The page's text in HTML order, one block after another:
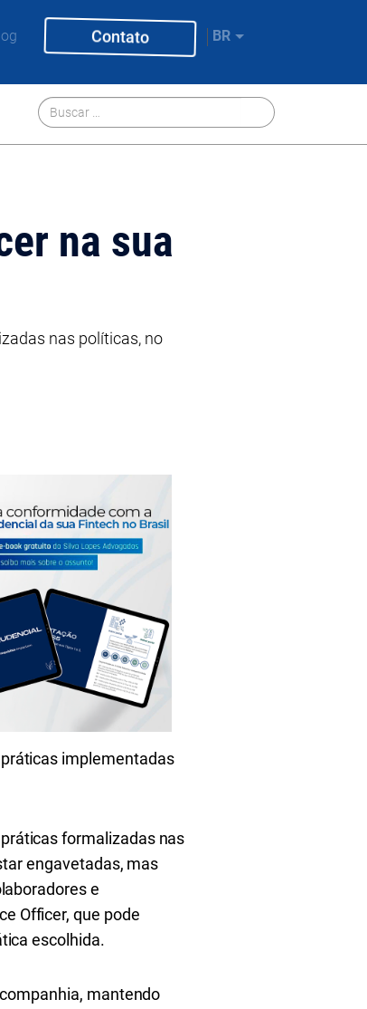
Contato BR
na sua
nas políticas, no
implementadas
formalizadas nas
engavetadas, mas
e
Officer, que pode
escolhida.
mantendo